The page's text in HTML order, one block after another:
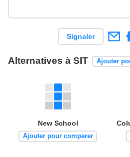
Signaler
Alternatives à SIT Ajouter
New School
Ajouter pour comparer